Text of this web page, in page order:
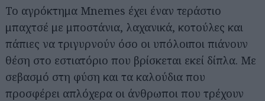
Το αγρόκτημα Mnemes έχει έναν τεράστιο
μπαχτσέ με μποστάνια, λαχανικά, κοτούλες και
πάπιες να τριγυρνούν όσο οι υπόλοιποι πιάνουν
θέση στο εστιατόριο που βρίσκεται εκεί δίπλα. Με
σεβασμό στη φύση και τα καλούδια που
προσφέρει απλόχερα οι άνθρωποι που τρέχουν